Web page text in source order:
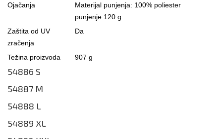
Ojačanja
Materijal punjenja: 100% poliester
punjenje 120 g
Zaštita od UV
zračenja
Da
Težina proizvoda 907 g
54886 S
54887 M
54888 L
54889 XL